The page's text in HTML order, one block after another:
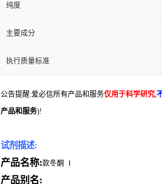
纯度
主要成分
执行质量标准
公告提醒:爱必信所有产品和服务仅用于科学研究,
产品和服务)!
试剂描述:
产品名称:款冬酮 Ⅰ
产品别名: